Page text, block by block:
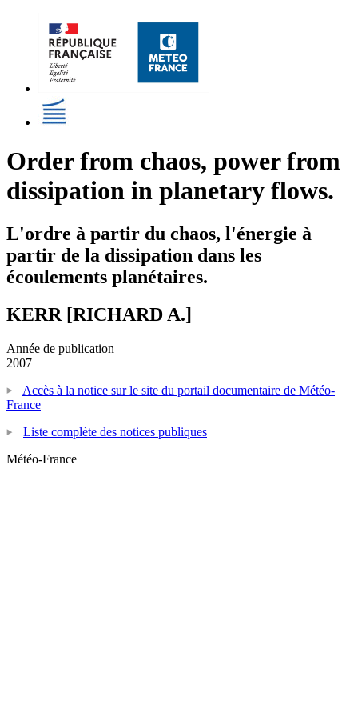
Order from chaos, power from
dissipation in planetary flows.
L'ordre à partir du chaos, l'énergie à
partir de la dissipation dans les
écoulements planétaires.
KERR [RICHARD A.]
Année de publication
2007
Accès à la notice sur le site du portail documentaire de Météo-
France
Liste complète des notices publiques
Météo-France